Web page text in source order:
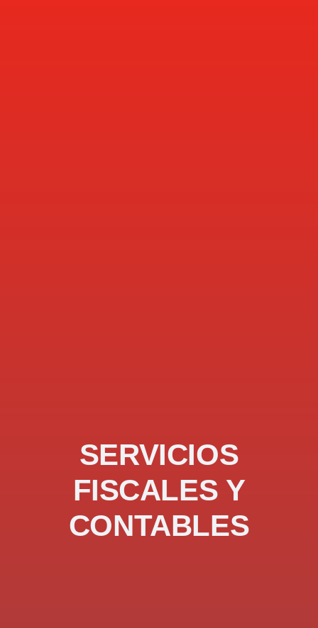
SERVICIOS
FISCALES Y
CONTABLES